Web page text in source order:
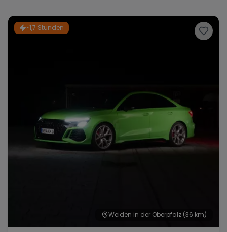
Tesla Chevrolet Dodge
~1,7 Stunden
Weiden in der Oberpfalz (36 km)